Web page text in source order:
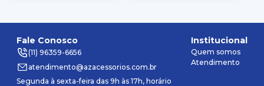
Fale Conosco
(11) 96359-6656
atendimento@azacessorios.com.br
Segunda à sexta-feira das 9h às 17h, horário
Institucional
Quem somos
Atendimento